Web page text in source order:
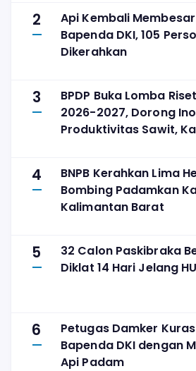
2
Api Kembali
Bapenda DKI, 105
Dikerahkan
3
BPDP Buka Lomba
2026-2027, Dorong
Produktivitas Sawit,
4
BNPB Kerahkan Lima
Bombing Padamkan
Kalimantan Barat
5
32 Calon Paskibraka
Diklat 14 Hari Jelang
6
Petugas Damker
Bapenda DKI dengan
Api Padam